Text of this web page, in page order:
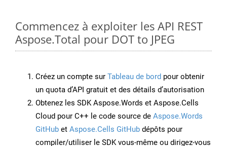
Commencez à exploiter les API REST
Aspose.Total pour DOT to JPEG
Créez un compte sur Tableau de bord pour obtenir
un quota d’API gratuit et des détails d’autorisation
Obtenez les SDK Aspose.Words et Aspose.Cells
Cloud pour C++ le code source de Aspose.Words
GitHub et Aspose.Cells GitHub dépôts pour
compiler/utiliser le SDK vous-même ou dirigez-vous